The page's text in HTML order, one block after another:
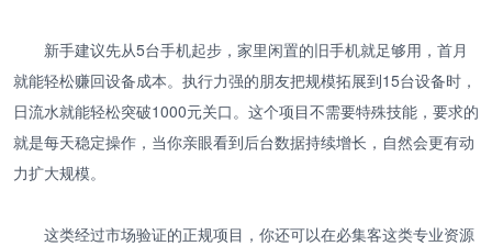
新手建议先从5台手机起步，家里闲置的旧手机就足够用，首月
就能轻松赚回设备成本。执行力强的朋友把规模拓展到15台设备时，
日流水就能轻松突破1000元关口。这个项目不需要特殊技能，要求的
就是每天稳定操作，当你亲眼看到后台数据持续增长，自然会更有动
力扩大规模。
这类经过市场验证的正规项目，你还可以在必集客这类专业资源